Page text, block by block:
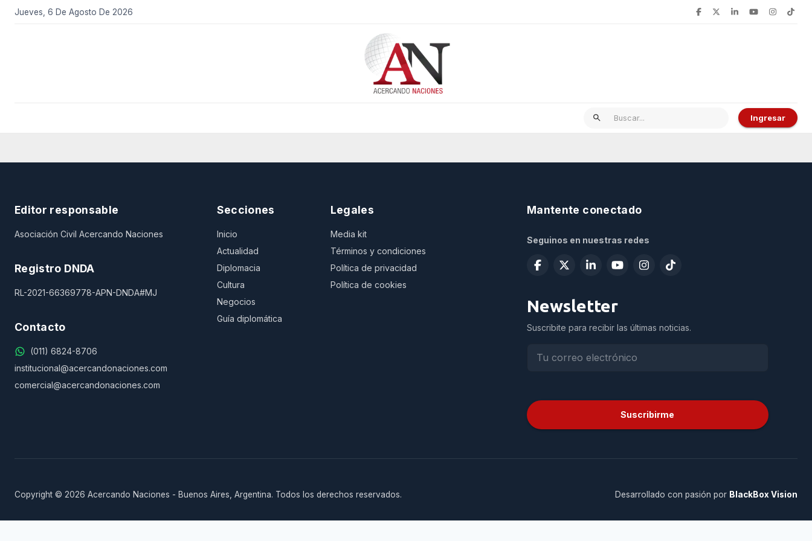
Jueves, 6 De Agosto De 2026
Ingresar
Editor responsable
Asociación Civil Acercando Naciones
Registro DNDA
RL-2021-66369778-APN-DNDA#MJ
Contacto
(011) 6824-8706
institucional@acercandonaciones.com
comercial@acercandonaciones.com
Secciones
Inicio
Actualidad
Diplomacia
Cultura
Negocios
Guía diplomática
Legales
Media kit
Términos y condiciones
Política de privacidad
Política de cookies
Mantente conectado
Seguinos en nuestras redes
Newsletter
Suscribite para recibir las últimas noticias.
Suscribirme
Copyright © 2026 Acercando Naciones - Buenos Aires, Argentina. Todos los derechos reservados. Desarrollado con pasión por BlackBox Vision